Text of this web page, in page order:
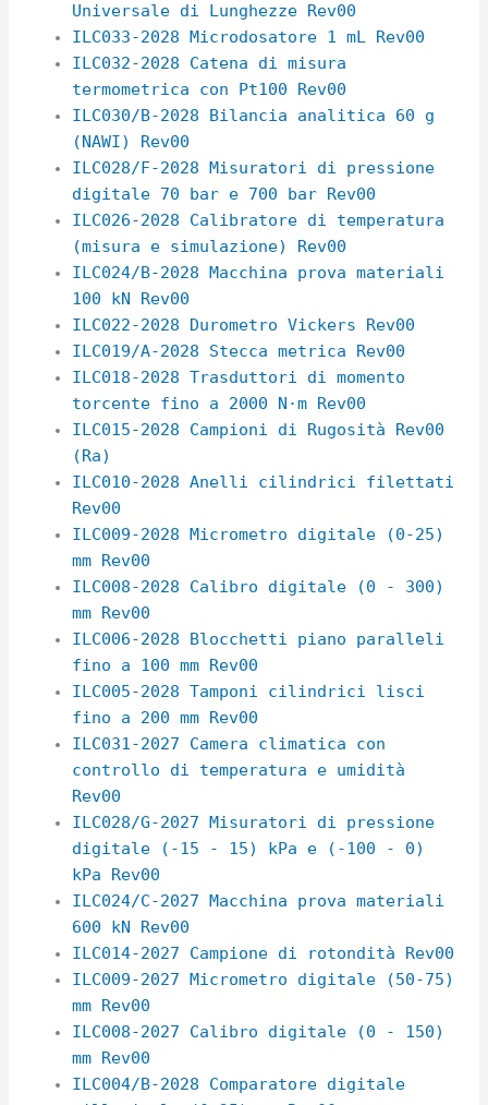
Universale di Lunghezze Rev00
ILC033-2028 Microdosatore 1 mL Rev00
ILC032-2028 Catena di misura
termometrica con Pt100 Rev00
ILC030/B-2028 Bilancia analitica 60 g
(NAWI) Rev00
ILC028/F-2028 Misuratori di pressione
digitale 70 bar e 700 bar Rev00
ILC026-2028 Calibratore di temperatura
(misura e simulazione) Rev00
ILC024/B-2028 Macchina prova materiali
100 kN Rev00
ILC022-2028 Durometro Vickers Rev00
ILC019/A-2028 Stecca metrica Rev00
ILC018-2028 Trasduttori di momento
torcente fino a 2000 N·m Rev00
ILC015-2028 Campioni di Rugosità Rev00
(Ra)
ILC010-2028 Anelli cilindrici filettati
Rev00
ILC009-2028 Micrometro digitale (0-25)
mm Rev00
ILC008-2028 Calibro digitale (0 - 300)
mm Rev00
ILC006-2028 Blocchetti piano paralleli
fino a 100 mm Rev00
ILC005-2028 Tamponi cilindrici lisci
fino a 200 mm Rev00
ILC031-2027 Camera climatica con
controllo di temperatura e umidità
Rev00
ILC028/G-2027 Misuratori di pressione
digitale (-15 - 15) kPa e (-100 - 0)
kPa Rev00
ILC024/C-2027 Macchina prova materiali
600 kN Rev00
ILC014-2027 Campione di rotondità Rev00
ILC009-2027 Micrometro digitale (50-75)
mm Rev00
ILC008-2027 Calibro digitale (0 - 150)
mm Rev00
ILC004/B-2028 Comparatore digitale